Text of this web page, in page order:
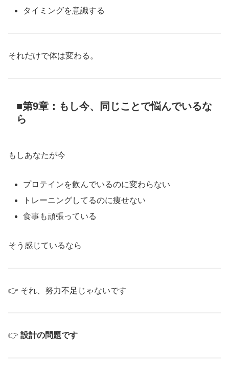
タイミングを意識する
それだけで体は変わる。
■第9章：もし今、同じことで悩んでいるな
ら
もしあなたが今
プロテインを飲んでいるのに変わらない
トレーニングしてるのに痩せない
食事も頑張っている
そう感じているなら
👉 それ、努力不足じゃないです
👉 設計の問題です